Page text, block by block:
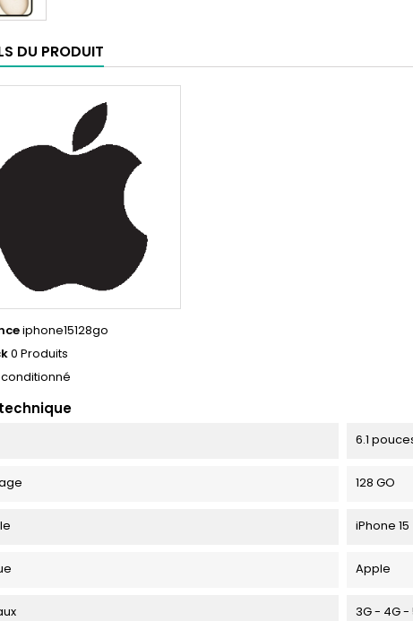
DU PRODUIT
iphone15128go
0 Produits
6.1
128 GO
iPhone 15
Apple
3G - 4G -